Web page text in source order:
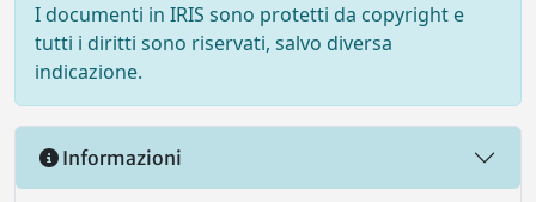
I documenti in IRIS sono protetti da copyright e
tutti i diritti sono riservati, salvo diversa
indicazione.
Informazioni